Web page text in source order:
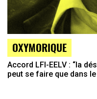
OXYMORIQUE
Accord LFI-EELV : “la
peut se faire que dans